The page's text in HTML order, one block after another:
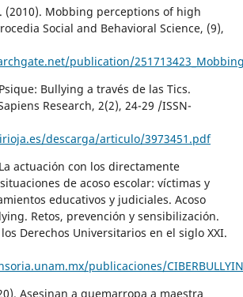
(2010). Mobbing perceptions of high
Social and Behavioral Science, (9),
publication/
Bullying a través de las Tics.
Research, 2(2), 24-29 /ISSN-
descarga/articulo/3973451.pdf
actuación con los directamente
de acoso escolar: víctimas y
educativos y judiciales. Acoso
Retos, prevención y sensibilización.
Derechos Universitarios en el siglo XXI.
publicaciones/
Asesinan a quemarropa a maestra